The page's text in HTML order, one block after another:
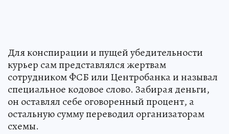
Для конспирации и пущей убедительности
курьер сам представлялся жертвам
сотрудником ФСБ или Центробанка и называл
специальное кодовое слово. Забирая деньги,
он оставлял себе оговоренный процент, а
остальную сумму переводил организаторам
схемы.